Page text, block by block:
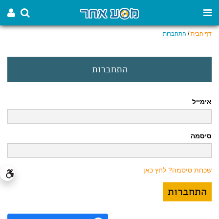
דף הבית/ התחברות
התחברות
אימייל
סיסמה
שכחת סיסמה? לחץ כאן